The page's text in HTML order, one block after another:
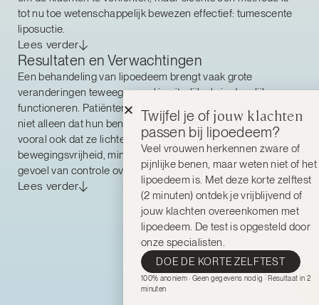
tot nu toe wetenschappelijk bewezen effectief: tumescente
liposuctie.
Lees verder
Resultaten en Verwachtingen
Een behandeling van lipoedeem brengt vaak grote
veranderingen teweeg, zowel in uiterlijk als in dagelijks
functioneren. Patiënten ervaren na tumescente liposuctie
niet alleen dat hun benen of armen slanker worden, maar
vooral ook dat ze lichter aanvoelen. Dit geeft meer
bewegingsvrijheid, minder pijn en vaak een hernieuwd
gevoel van controle over het eigen lichaam.
Lees verder
Twijfel je of jouw klachten
passen bij lipoedeem?
Veel vrouwen herkennen zware of
pijnlijke benen, maar weten niet of het
lipoedeem is. Met deze korte zelftest
(2 minuten) ontdek je vrijblijvend of
jouw klachten overeenkomen met
lipoedeem. De test is opgesteld door
onze specialisten.
DOE DE KORTE ZELFTEST
100% anoniem · Geen gegevens nodig · Resultaat in 2
minuten